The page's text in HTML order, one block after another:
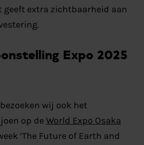
geeft extra zichtbaarheid aan
Expo 2025
wij ook het
op de World Expo Osaka
‘The Future of Earth and